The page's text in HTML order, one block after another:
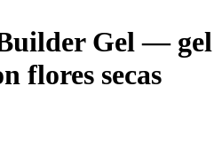
Gel — gel
flores secas